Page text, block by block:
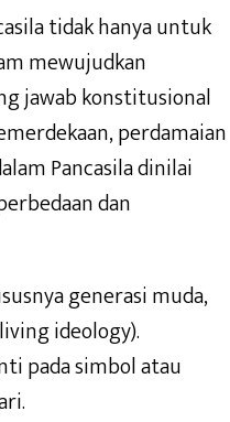
tidak hanya untuk
mewujudkan
jawab konstitusional
perdamaian
Pancasila dinilai
dan
generasi muda,
ideology).
pada simbol atau